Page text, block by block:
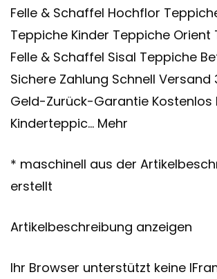
Felle & Schaffel Hochflor
Teppiche Kinder Teppiche Orient
Felle & Schaffel Sisal Teppiche
Sichere Zahlung Schnell Versand
Geld-Zurück-Garantie Kostenlos
Kinderteppic… Mehr
* maschinell aus der
erstellt
Artikelbeschreibung anzeigen
Ihr Browser unterstützt keine